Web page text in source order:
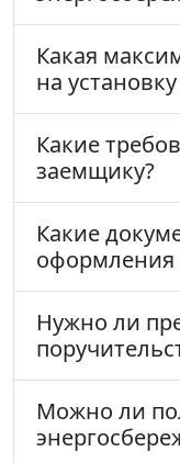
Какая
на
Какие
заемщику?
Какие
оформления
Нужно ли
Можно ли